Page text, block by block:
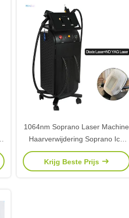
1064nm Soprano Laser Machine
Haarverwijdering Soprano Ice
Diode Laser
Krijg Beste Prijs